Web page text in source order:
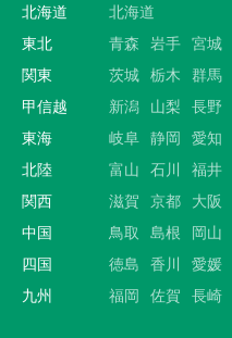
北海道
北海道
東北
青森 岩手 宮城
関東
茨城 栃木 群馬
甲信越
新潟 山梨
長野
東海
岐阜 静岡 愛知
北陸
富山 石川
福井
関西
滋賀 京都 大阪
中国
鳥取 島根 岡山
四国
徳島 香川 愛媛
九州
福岡 佐賀 長崎